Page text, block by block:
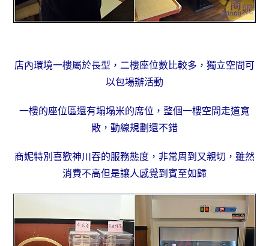
店內環境一樓屬於長型，二樓座位數比較多，獨立空間可
以包場辦活動
一樓的座位區還有塌塌米的席位，整個一樓空間走道寬
敞，動線規劃還不錯
商妮特別喜歡神川吞的服務態度，非常周到又親切，雖然
消費不高但是讓人感覺到賓至如歸